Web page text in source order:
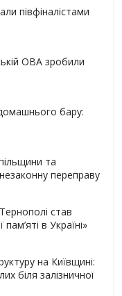
півфіналістами
ОВА зробили
бару:
та
переправу
став
в Україні»
на Київщині:
біля залізничної